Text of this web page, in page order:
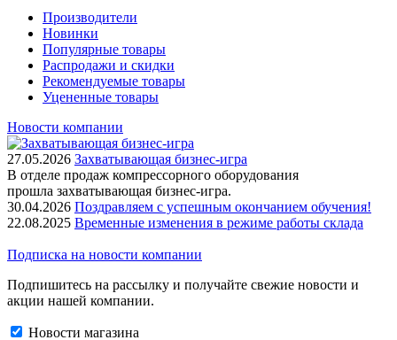
Производители
Новинки
Популярные товары
Распродажи и скидки
Рекомендуемые товары
Уцененные товары
Новости компании
27.05.2026 Захватывающая бизнес-игра
В отделе продаж компрессорного оборудования
прошла захватывающая бизнес-игра.
30.04.2026 Поздравляем с успешным окончанием обучения!
22.08.2025 Временные изменения в режиме работы склада
Подписка на новости компании
Подпишитесь на рассылку и получайте свежие новости и
акции нашей компании.
Новости магазина